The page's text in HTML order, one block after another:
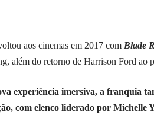
aos cinemas em 2017 com Blade
além do retorno de Harrison Ford ao
experiência imersiva, a franquia
com elenco liderado por Michelle